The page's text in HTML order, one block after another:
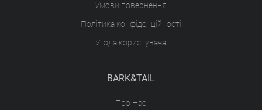
Умови повернення
Політика конфіденційності
Угода користувача
BARK&TAIL
Про Нас